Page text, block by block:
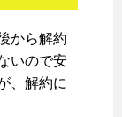
から解約
いので安
、解約に